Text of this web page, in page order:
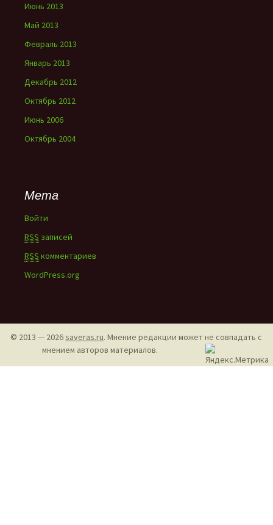
Июнь 2013
Май 2013
Февраль 2013
Январь 2013
Декабрь 2012
Октябрь 2012
Июнь 2006
Октябрь 2004
Мета
Войти
RSS записей
RSS комментариев
WordPress.org
© 2013 — 2026saveras.ru. Мнение редакции может не совпадать с
мнением авторов материалов.